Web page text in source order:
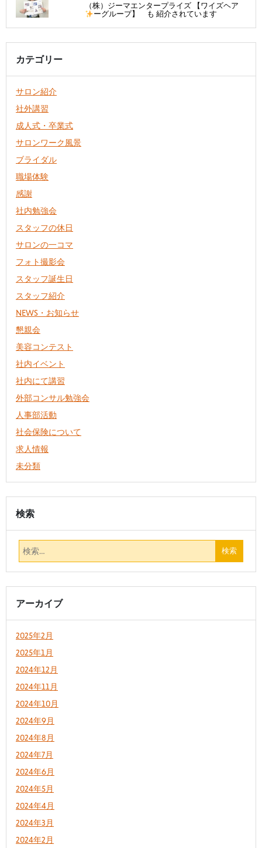
（株）ジーマエンタープライズ 【ワイズヘア
ーグループ】 も 紹介されています
カテゴリー
サロン紹介
社外講習
成人式・卒業式
サロンワーク風景
ブライダル
職場体験
感謝
社内勉強会
スタッフの休日
サロンの一コマ
フォト撮影会
スタッフ誕生日
スタッフ紹介
NEWS・お知らせ
懇親会
美容コンテスト
社内イベント
社内にて講習
外部コンサル勉強会
人事部活動
社会保険について
求人情報
未分類
検索
アーカイブ
2025年2月
2025年1月
2024年12月
2024年11月
2024年10月
2024年9月
2024年8月
2024年7月
2024年6月
2024年5月
2024年4月
2024年3月
2024年2月